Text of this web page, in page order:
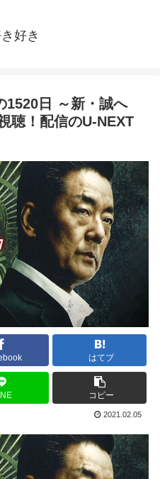
好き
1520日 ～新・誠へ
聴！配信のU-NEXT
はてブ
コピー
2021.02.05